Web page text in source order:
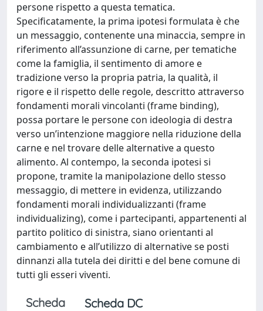
persone rispetto a questa tematica.
Specificatamente, la prima ipotesi formulata è che
un messaggio, contenente una minaccia, sempre in
riferimento all’assunzione di carne, per tematiche
come la famiglia, il sentimento di amore e
tradizione verso la propria patria, la qualità, il
rigore e il rispetto delle regole, descritto attraverso
fondamenti morali vincolanti (frame binding),
possa portare le persone con ideologia di destra
verso un’intenzione maggiore nella riduzione della
carne e nel trovare delle alternative a questo
alimento. Al contempo, la seconda ipotesi si
propone, tramite la manipolazione dello stesso
messaggio, di mettere in evidenza, utilizzando
fondamenti morali individualizzanti (frame
individualizing), come i partecipanti, appartenenti al
partito politico di sinistra, siano orientanti al
cambiamento e all’utilizzo di alternative se posti
dinnanzi alla tutela dei diritti e del bene comune di
tutti gli esseri viventi.
Scheda Scheda DC